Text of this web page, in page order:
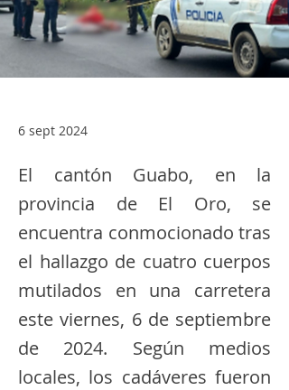
6 sept 2024
El cantón Guabo, en la
provincia de El Oro, se
encuentra conmocionado tras
el hallazgo de cuatro cuerpos
mutilados en una carretera
este viernes, 6 de septiembre
de 2024. Según medios
locales, los cadáveres fueron